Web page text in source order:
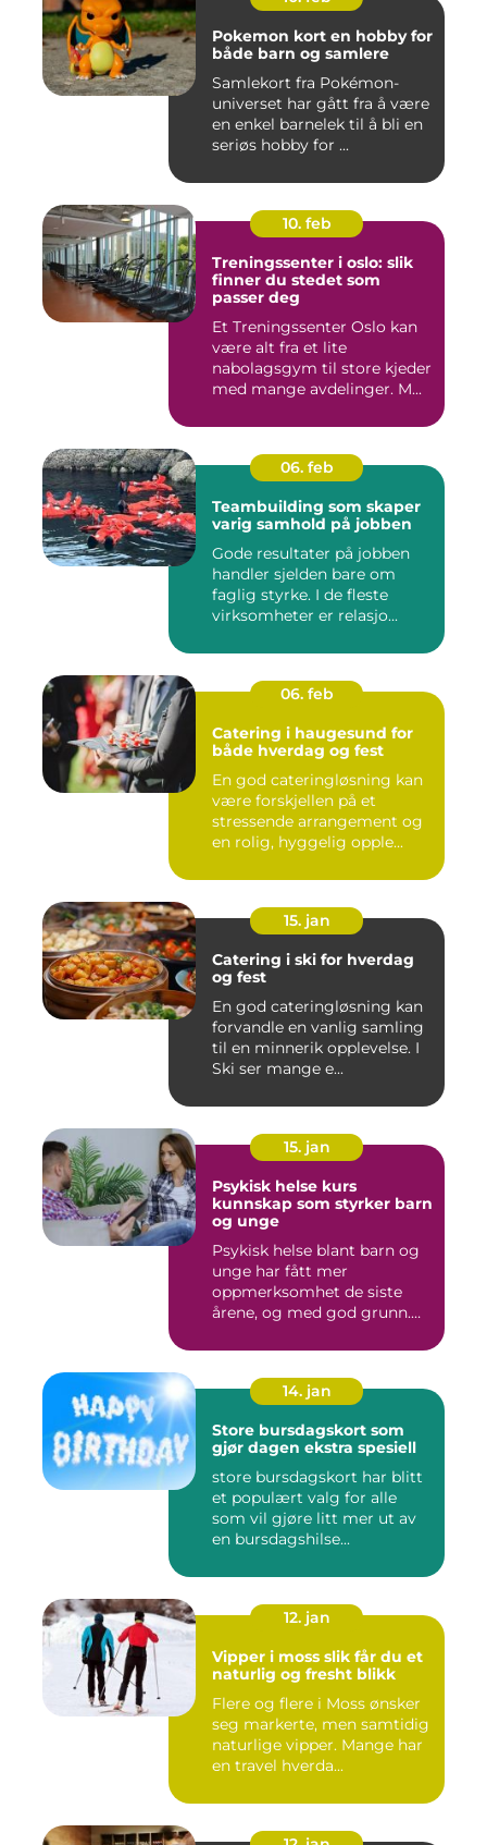
Pokemon kort en hobby for
både barn og samlere
Samlekort fra Pokémon-
universet har gått fra å være
en enkel barnelek til å bli en
seriøs hobby for ...
10. feb
Treningssenter i oslo: slik
finner du stedet som
passer deg
Et Treningssenter Oslo kan
være alt fra et lite
nabolagsgym til store kjeder
med mange avdelinger. M...
06. feb
Teambuilding som skaper
varig samhold på jobben
Gode resultater på jobben
handler sjelden bare om
faglig styrke. I de fleste
virksomheter er relasjo...
06. feb
Catering i haugesund for
både hverdag og fest
En god cateringløsning kan
være forskjellen på et
stressende arrangement og
en rolig, hyggelig opple...
15. jan
Catering i ski for hverdag
og fest
En god cateringløsning kan
forvandle en vanlig samling
til en minnerik opplevelse. I
Ski ser mange e...
15. jan
Psykisk helse kurs
kunnskap som styrker barn
og unge
Psykisk helse blant barn og
unge har fått mer
oppmerksomhet de siste
årene, og med god grunn.
14. jan
Store bursdagskort som
gjør dagen ekstra spesiell
store bursdagskort har blitt
et populært valg for alle
som vil gjøre litt mer ut av
en bursdagshilse...
12. jan
Vipper i moss slik får du et
naturlig og fresht blikk
Flere og flere i Moss ønsker
seg markerte, men samtidig
naturlige vipper. Mange har
en travel hverda...